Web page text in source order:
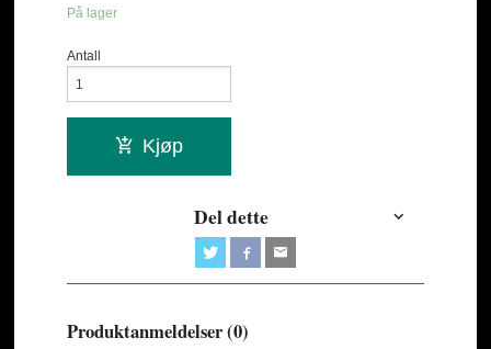
På lager
Antall
Kjøp
Del dette
Produktanmeldelser (0)